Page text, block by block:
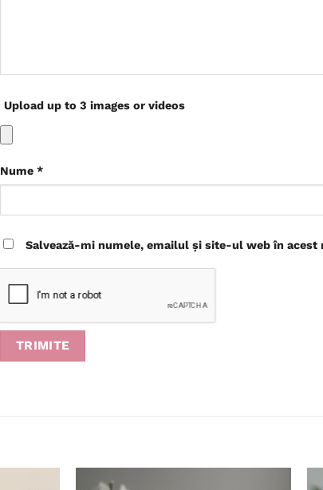
Upload up to 3 images or videos
Nume *
Salvează-mi numele, emailul și site-ul web în